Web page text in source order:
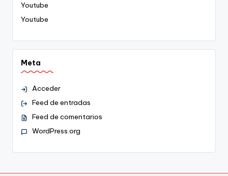
Youtube
Youtube
Meta
Acceder
Feed de entradas
Feed de comentarios
WordPress.org